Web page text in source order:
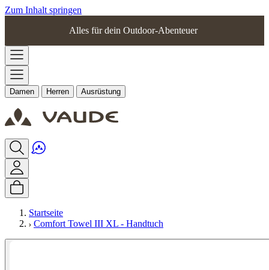
Zum Inhalt springen
Alles für dein Outdoor-Abenteuer
Damen Herren Ausrüstung
Startseite
Comfort Towel III XL - Handtuch